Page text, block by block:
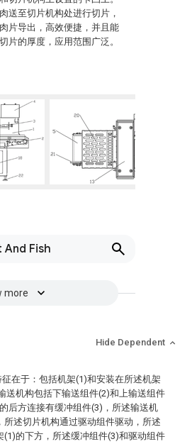
送至切片机构处进行切片，
片导出，高效便捷，并且能
片的厚度，应用范围广泛。
Fish
more
Hide Dependent
在于：包括机架(1)和安装在所述机架
送机构包括下输送组件(2)和上输送组件
后方连接有缓冲组件(3)，所述输送机
所述切片机构通过驱动组件驱动，所述
(1)的下方，所述缓冲组件(3)和驱动组件